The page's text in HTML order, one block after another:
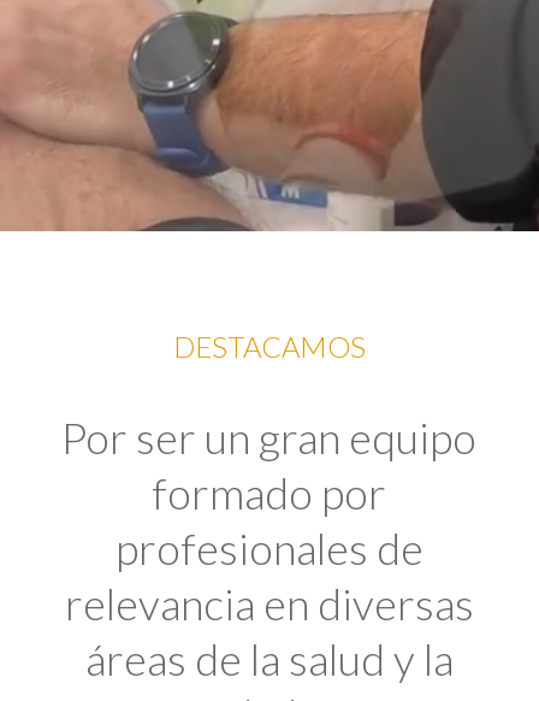
DESTACAMOS
Por ser un gran equipo
formado por
profesionales de
relevancia en diversas
áreas de la salud y la